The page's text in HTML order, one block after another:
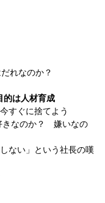
れなのか？
的は人材育成
すぐに捨てよう
なのか？ 嫌いなの
ない」という社長の嘆